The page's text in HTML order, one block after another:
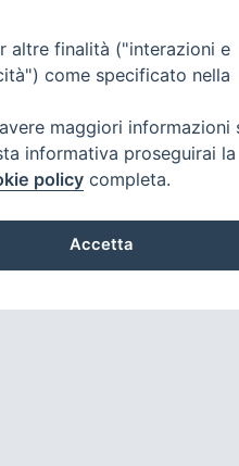
MOSTRA “SAN
PORZIUNCOLA”
altre finalità ("interazioni e
come specificato nella
maggiori informazioni
informativa proseguirai la
policy completa.
Accetta